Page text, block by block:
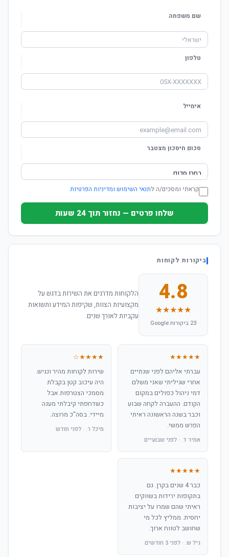
שם משפחה
טלפון
אימייל
סכום חיסכון מצטבר
קראתי ומסכים/ה לתנאי השימוש ומדיניות הפרטיות
שלחו פרטים — נחזור תוך 24 שעות
ביקורות לקוחות
4.8
★★★★★
23 ביקורות Google
הלקוחות מדרגים את השירות בדגש על
מקצועיות הצוות, שקיפות המידע ותשואות
עקביות לאורך שנים.
★★★★★
עברתי אליהם לפני שנתיים
אחרי שגיליתי שאני משלם
דמי ניהול כפולים במקום
הקודם. ההעברה לקחה שבוע
וכבר בשנה הראשונה ראיתי
הפרש ממשי.
אמיר ד. · לפני שבועיים
★★★★☆
שירות לקוחות מהיר ונגיש.
היה עיכוב קטן בקבלת
מסמכי הצטרפות אבל
כשדחפתי קיבלתי מענה
מיידי. בסה"כ מרוצה.
מיכל ר. · לפני חודש
★★★★★
כבר 4 שנים בקרן. גם
בתקופות ירידות בשווקים
ראיתי שהם שמרו על יציבות
יחסית. ממליץ לכל מי
שחושב לטווח ארוך.
גיל ש. · לפני 3 חודשים